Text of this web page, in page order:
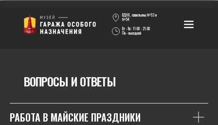
ВДНХ, павильоны №53 и
№54
Вт - Вс: 11:00 - 21:00
Пн - выходной
ВОПРОСЫ И ОТВЕТЫ
РАБОТА В МАЙСКИЕ ПРАЗДНИКИ